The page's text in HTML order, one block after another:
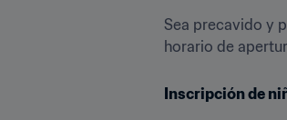
Sea precavido y
horario de
Inscripción de